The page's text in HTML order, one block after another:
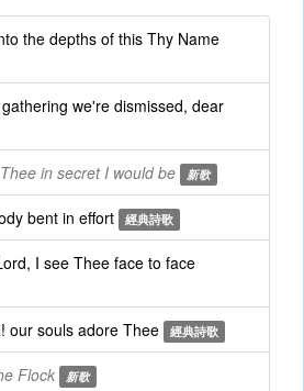
the depths of this Thy Name
we're dismissed, dear
in secret I would be 新歌
bent in effort 經典詩歌
I see Thee face to face
our souls adore Thee 經典詩歌
Flock 新歌